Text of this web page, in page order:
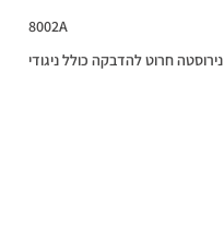
8002A
נירוסטה חרוט להדבקה כולל ניגודי